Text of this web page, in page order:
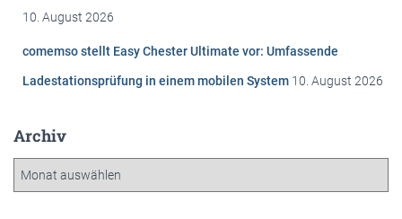
10. August 2026
comemso stellt Easy Chester Ultimate vor: Umfassende
Ladestationsprüfung in einem mobilen System 10. August 2026
Archiv